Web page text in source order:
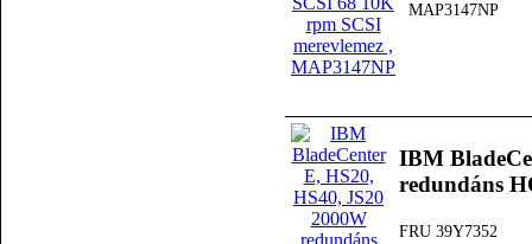
MAP3147NP
IBM
redundáns
FRU 39Y7352